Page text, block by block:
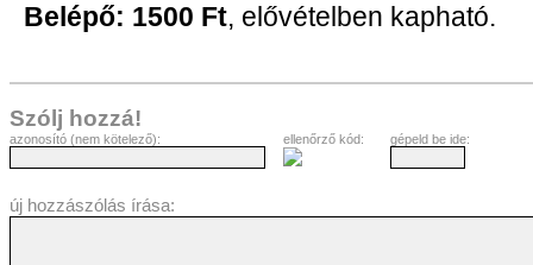
Belépő: 1500 Ft, elővételben kapható.
Szólj hozzá!
azonosító (nem kötelező): ellenőrző kód: gépeld be ide:
új hozzászólás írása: